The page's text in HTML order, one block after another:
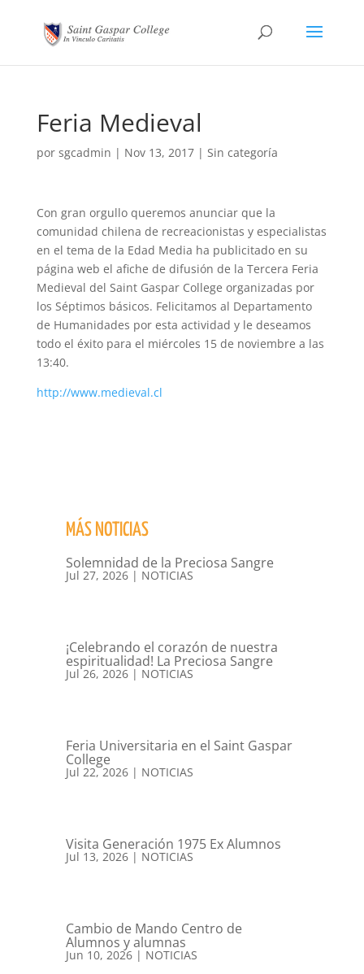
Feria Medieval
por sgcadmin | Nov 13, 2017| Sin categoría
Con gran orgullo queremos anunciar que la
comunidad chilena de recreacionistas y especialistas
en el tema de la Edad Media ha publicitado en su
página web el afiche de difusión de la Tercera Feria
Medieval del Saint Gaspar College organizadas por
los Séptimos básicos. Felicitamos al Departamento
de Humanidades por esta actividad y le deseamos
todo el éxito para el miércoles 15 de noviembre a las
13:40.
http://www.medieval.cl
MÁS NOTICIAS
Solemnidad de la Preciosa Sangre
Jul 27, 2026| NOTICIAS
¡Celebrando el corazón de nuestra
espiritualidad! La Preciosa Sangre
Jul 26, 2026| NOTICIAS
Feria Universitaria en el Saint Gaspar
College
Jul 22, 2026| NOTICIAS
Visita Generación 1975 Ex Alumnos
Jul 13, 2026| NOTICIAS
Cambio de Mando Centro de
Alumnos y alumnas
Jun 10, 2026| NOTICIAS